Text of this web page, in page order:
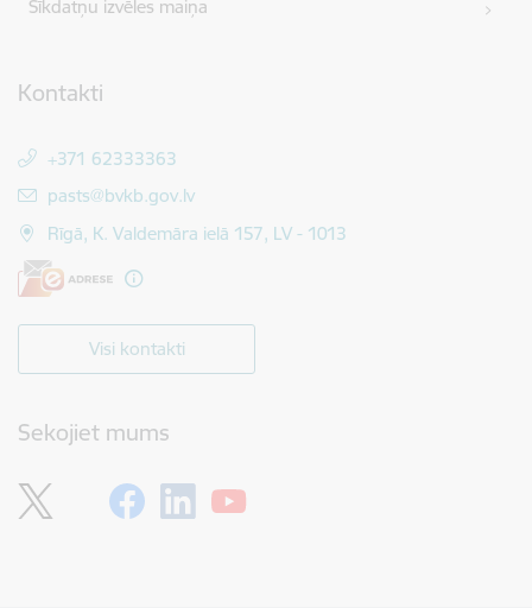
Sīkdatņu izvēles maiņa
Kontakti
+371 62333363
E-pasts:
pasts@bvkb.gov.lv
Rīgā, K. Valdemāra ielā 157, LV - 1013
Visi kontakti
Sekojiet mums